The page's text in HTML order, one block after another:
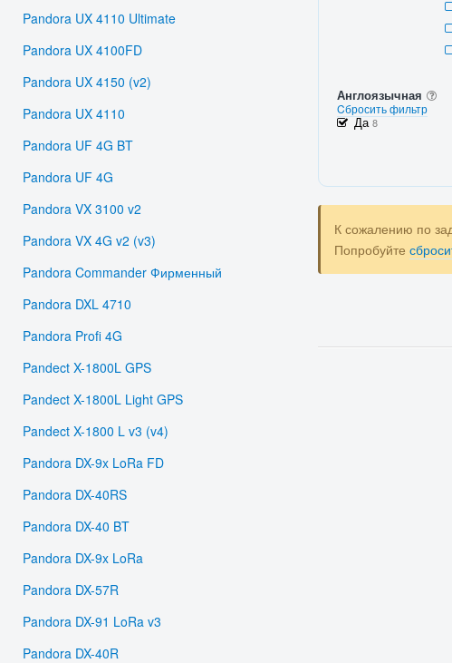
Англоязычная
Cбросить фильтр
Да8
К сожалению по
Попробуйте
Pandora UX 4110 Ultimate
Pandora UX 4100FD
Pandora UX 4150 (v2)
Pandora UX 4110
Pandora UF 4G BT
Pandora UF 4G
Pandora VX 3100 v2
Pandora VX 4G v2 (v3)
Pandora Commander Фирменный
Pandora DXL 4710
Pandora Profi 4G
Pandect X-1800L GPS
Pandect X-1800L Light GPS
Pandect X-1800 L v3 (v4)
Pandora DX-9x LoRa FD
Pandora DX-40RS
Pandora DX-40 BT
Pandora DX-9x LoRa
Pandora DX-57R
Pandora DX-91 LoRa v3
Pandora DX-40R